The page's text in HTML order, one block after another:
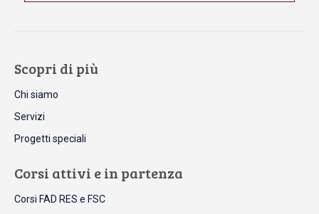
Scopri di più
Chi siamo
Servizi
Progetti speciali
Corsi attivi e in partenza
Corsi FAD RES e FSC